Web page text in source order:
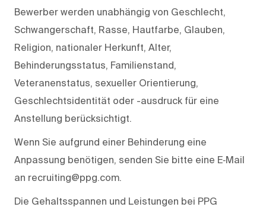
Bewerber werden unabhängig von Geschlecht,
Schwangerschaft, Rasse, Hautfarbe, Glauben,
Religion, nationaler Herkunft, Alter,
Behinderungsstatus, Familienstand,
Veteranenstatus, sexueller Orientierung,
Geschlechtsidentität oder -ausdruck für eine
Anstellung berücksichtigt.
Wenn Sie aufgrund einer Behinderung eine
Anpassung benötigen, senden Sie bitte eine E‑Mail
an recruiting@ppg.com.
Die Gehaltsspannen und Leistungen bei PPG